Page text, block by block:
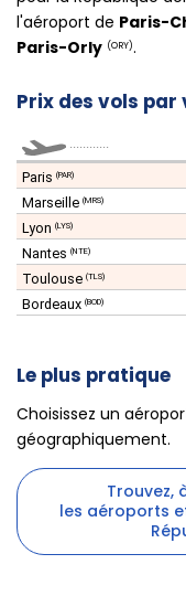
l'aéroport de Paris-
Paris-Orly (ORY).
Prix des vols
............
Paris (PAR)
Marseille (MRS)
Lyon (LYS)
Nantes (NTE)
Toulouse (TLS)
Bordeaux (BOD)
Le plus pratique
Choisissez un
géographiquement.
Trouvez,
les aéroports